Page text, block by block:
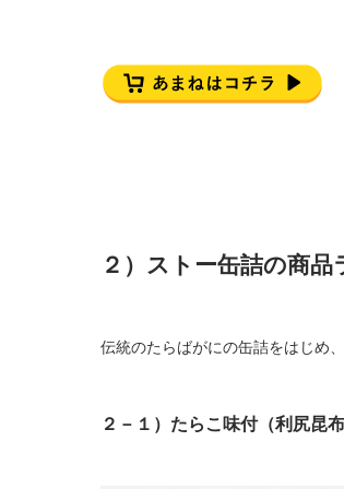
２）ストー缶詰の商
伝統のたらばがにの缶詰をはじめ
２－１）たらこ味付（利尻昆布